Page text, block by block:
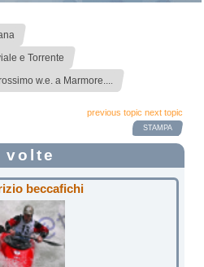
e Torrente
w.e. a Marmore....
previous topic next topic
STAMPA
volte
beccafichi